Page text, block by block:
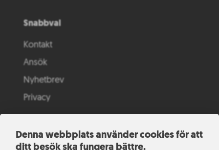
Denna webbplats använder cookies för att
ditt besök ska fungera bättre.
Snabbval
Kontakt
Ansök
Nyhetbrev
Privacy